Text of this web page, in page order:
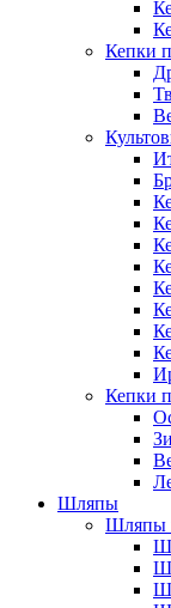
Кепки
Кепки
Шляпы
Шляпы